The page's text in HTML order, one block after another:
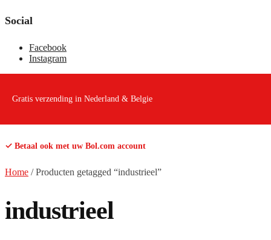
Social
Facebook
Instagram
Gratis verzending in Nederland & Belgie
✓ Betaal ook met uw Bol.com account
Home /Producten getagged “industrieel”
industrieel